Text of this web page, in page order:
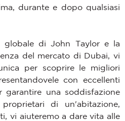
durante e dopo qualsiasi
globale di John Taylor e la
del mercato di Dubai, vi
per scoprire le migliori
con eccellenti
garantire una soddisfazione
di un'abitazione,
vi aiuteremo a dare vita alle